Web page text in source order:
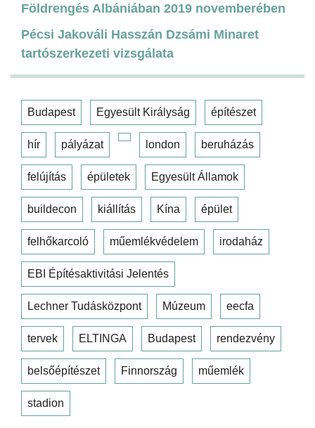
Földrengés Albániában 2019 novemberében
Pécsi Jakováli Hasszán Dzsámi Minaret
tartószerkezeti vizsgálata
Budapest Egyesült Királyság építészet
hír pályázat london beruházás
felújítás épületek Egyesült Államok
buildecon kiállítás Kína épület
felhőkarcoló műemlékvédelem irodaház
EBI Építésaktivitási Jelentés
Lechner Tudásközpont Múzeum eecfa
tervek ELTINGA Budapest rendezvény
belsőépítészet Finnország műemlék
stadion